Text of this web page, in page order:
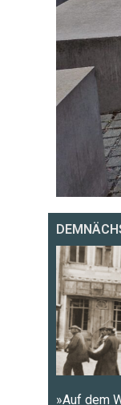
»Auf dem